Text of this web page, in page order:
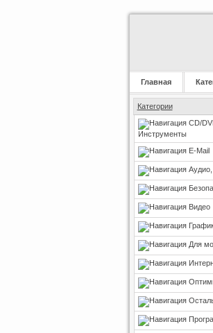
Главная
Категории
CD/
Инструменты
E-Mail
Видео
Для